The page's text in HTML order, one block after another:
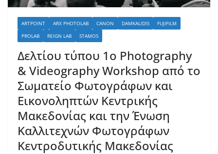
ARTPOINT ARX PHOTOLAB CANON DAMKALIDIS
FUJIFILM
PROLAB
REIGN LAB STAMOS
Δελτίου τύπου 1ο Photography
& Videography Workshop από το
Σωματείο Φωτογράφων και
Εικονοληπτών Κεντρικής
Μακεδονίας και την Ένωση
Καλλιτεχνών Φωτογράφων
Κεντροδυτικής Μακεδονίας